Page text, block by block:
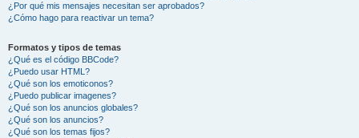
¿Por qué mis mensajes necesitan ser aprobados?
¿Cómo hago para reactivar un tema?
Formatos y tipos de temas
¿Qué es el código BBCode?
¿Puedo usar HTML?
¿Qué son los emoticonos?
¿Puedo publicar imagenes?
¿Qué son los anuncios globales?
¿Qué son los anuncios?
¿Qué son los temas fijos?